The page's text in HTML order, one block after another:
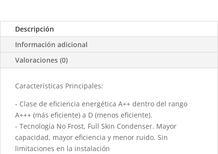
Descripción
Información adicional
Valoraciones (0)
Características Principales:
- Clase de eficiencia energética A++ dentro del rango
A+++ (más eficiente) a D (menos eficiente).
- Tecnología No Frost, Full Skin Condenser. Mayor
capacidad, mayor eficiencia y menor ruido. Sin
limitaciones en la instalación